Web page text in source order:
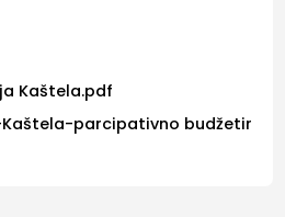
Kaštela.pdf
parcipativno budžetir